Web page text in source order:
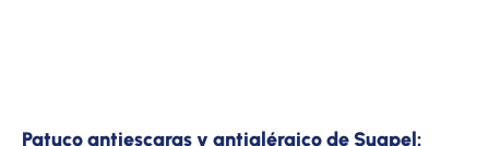
Patuco antiescaras y antialérgico de Suapel: